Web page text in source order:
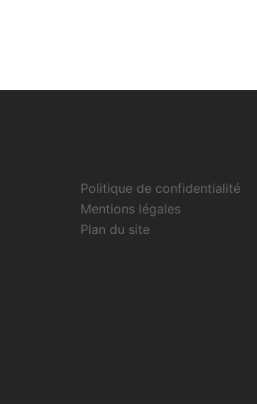
Politique de confidentialité
Mentions légales
Plan du site